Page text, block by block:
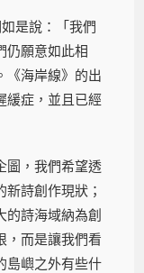
是說：「我們
仍願意如此相
《海岸線》的出
緩症，並且已經
圖，我們希望透
詩創作現狀；
的詩海域納為創
，而是讓我們看
島嶼之外有些什